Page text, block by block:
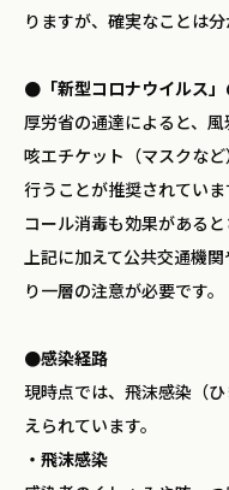
りますが、確実なことは分
●「新型コロナウイルス
厚労省の通達によると、
咳エチケット（マスクな
行うことが推奨されてい
コール消毒も効果がある
上記に加えて公共交通機
り一層の注意が必要です。
●感染経路
現時点では、飛沫感染（
えられています。
・飛沫感染